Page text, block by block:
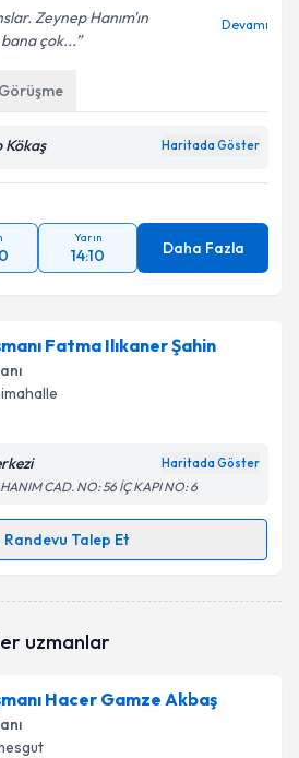
Zeynep Hanım'ın
bana çok...
Devamı
Kökaş Haritada Göster
Yarın
14:10 Daha Fazla
Fatma Ilıkaner Şahin
Haritada Göster
CAD. NO: 56 İÇ KAPI NO: 6
Randevu Talep Et
Talebi
Size bu uzmandan randevu
uzmanlar
Hacer Gamze Akbaş